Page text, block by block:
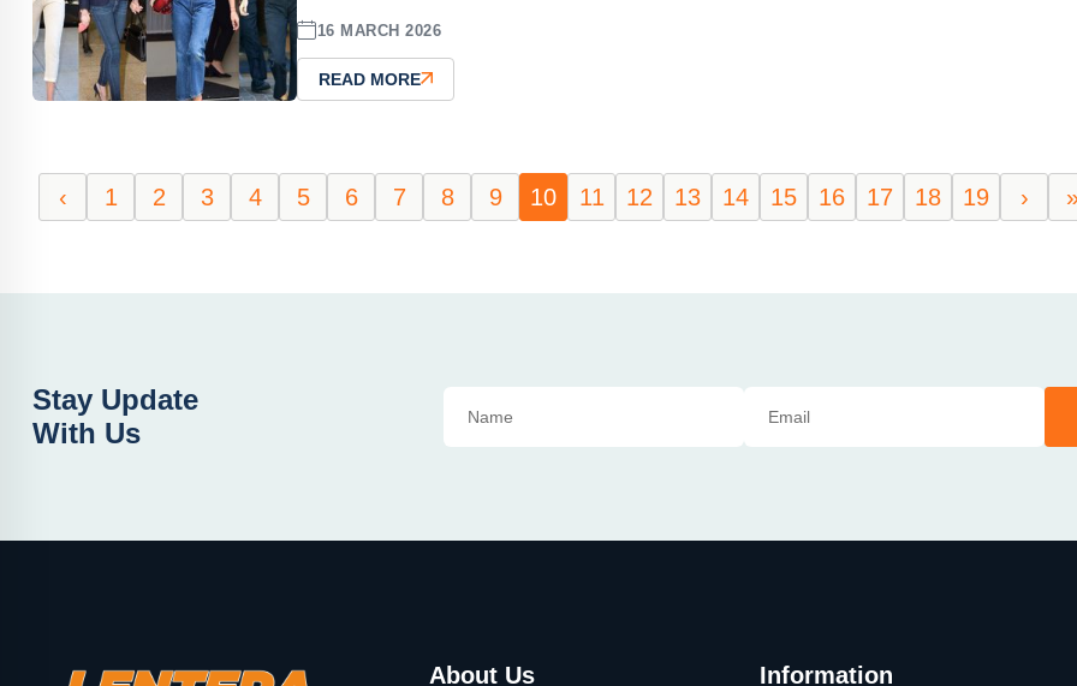
16 MARCH 2026
READ MORE
‹ 1 2 3 4 5 6 7 8 9 10 11 12 13 14 15 16 17 18 19 ›
Stay Update
With Us
About Us Information